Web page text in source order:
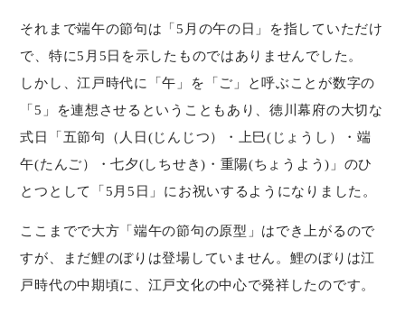
それまで端午の節句は「5月の午の日」を指していただけ
で、特に5月5日を示したものではありませんでした。
しかし、江戸時代に「午」を「ご」と呼ぶことが数字の
「5」を連想させるということもあり、徳川幕府の大切な
式日「五節句（人日(じんじつ）・上巳(じょうし）・端
午(たんご）・七夕(しちせき)・重陽(ちょうよう)」のひ
とつとして「5月5日」にお祝いするようになりました。
ここまでで大方「端午の節句の原型」はでき上がるので
すが、まだ鯉のぼりは登場していません。鯉のぼりは江
戸時代の中期頃に、江戸文化の中心で発祥したのです。